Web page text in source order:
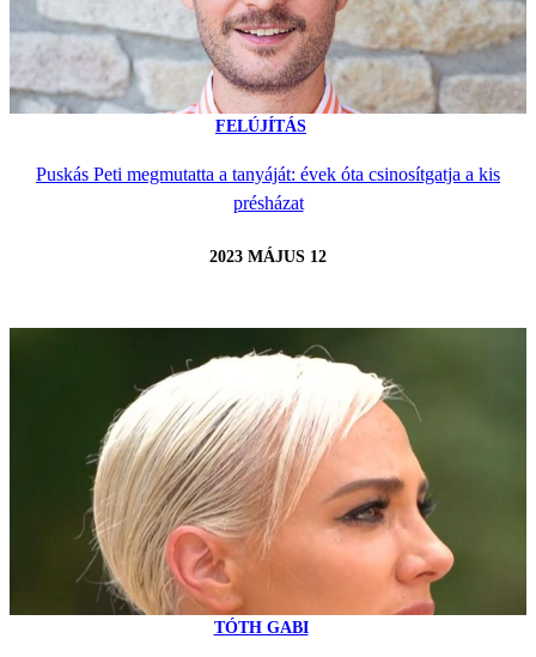
FELÚJÍTÁS
Puskás Peti megmutatta a tanyáját: évek óta csinosítgatja a kis
présházat
2023 MÁJUS 12
TÓTH GABI